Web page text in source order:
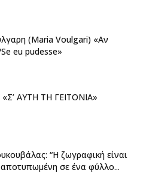
(Maria Voulgari) «Αν
eu pudesse»
ΑΥΤΗ ΤΗ ΓΕΙΤΟΝΙΑ»
“Η ζωγραφική είναι
σε ένα φύλλο...